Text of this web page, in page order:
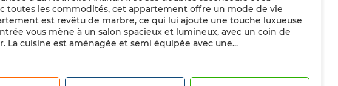
toutes les commodités, cet appartement offre un mode de vie
est revêtu de marbre, ce qui lui ajoute une touche luxueuse
vous mène à un salon spacieux et lumineux, avec un coin de
La cuisine est aménagée et semi équipée avec une...